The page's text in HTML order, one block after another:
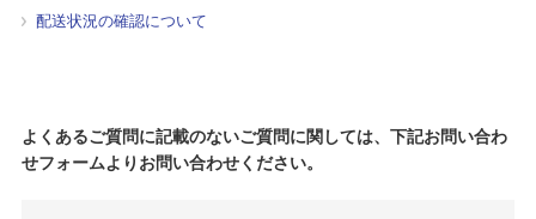
配送状況の確認について
よくあるご質問に記載のないご質問に関しては、下記お問い合わ
せフォームよりお問い合わせください。